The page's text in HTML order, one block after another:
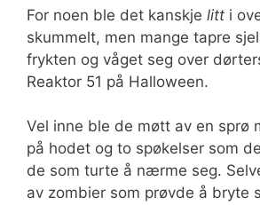
For noen ble det kanskje litt i
skummelt, men mange tapre
frykten og våget seg over
Reaktor 51 på Halloween.
Vel inne ble de møtt av en sprø
på hodet og to spøkelser som
de som turte å nærme seg.
av zombier som prøvde å bryte